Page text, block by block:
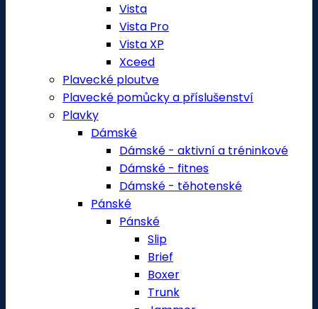
Vista
Vista Pro
Vista XP
Xceed
Plavecké ploutve
Plavecké pomůcky a příslušenství
Plavky
Dámské
Dámské - aktivní a tréninkové
Dámské - fitnes
Dámské - těhotenské
Pánské
Pánské
Slip
Brief
Boxer
Trunk